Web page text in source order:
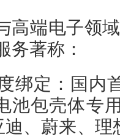
高端电子领
务著称：
绑定：国内
池包壳体专
、蔚来、